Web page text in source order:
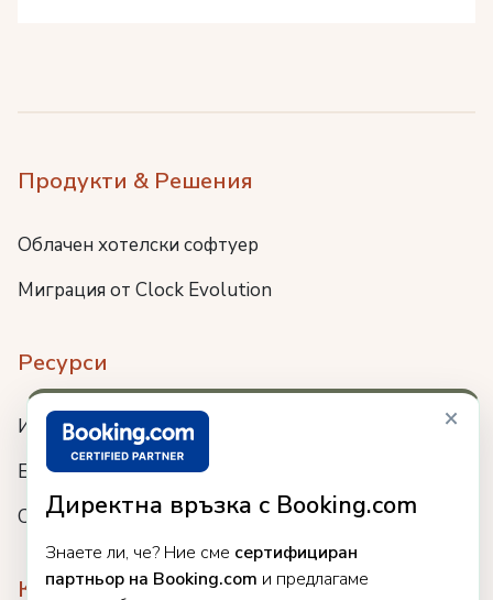
×
Директна връзка с Booking.com
Знаете ли, че? Ние сме сертифициран
партньор на Booking.com и предлагаме
Продукти & Решения
Облачен хотелски софтуер
Миграция от Clock Evolution
Ресурси
Интеграции
Блог
Събития
Компания